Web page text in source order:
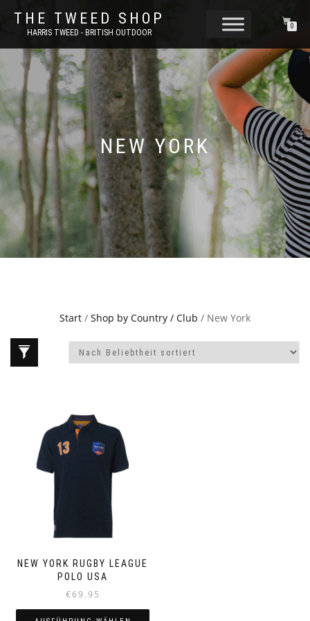
THE TWEED SHOP
HARRIS TWEED - BRITISH OUTDOOR
0
NEW YORK
Start / Shop by Country / Club / New York
NEW YORK RUGBY LEAGUE
POLO USA
€69.95